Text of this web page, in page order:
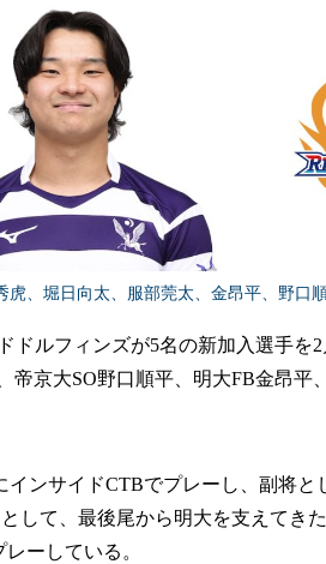
虎、堀日向太、服部莞太、金昂平、野口
ルフィンズが5名の新加入選手を2
京大SO野口順平、明大FB金昂平
ンサイドCTBでプレーし、副将と
して、最後尾から明大を支えてき
ーしている。